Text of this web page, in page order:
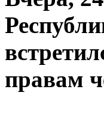
правам